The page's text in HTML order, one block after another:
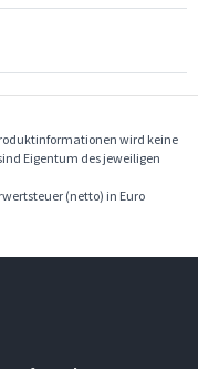
wird keine
Eigentum des jeweiligen
(netto) in Euro